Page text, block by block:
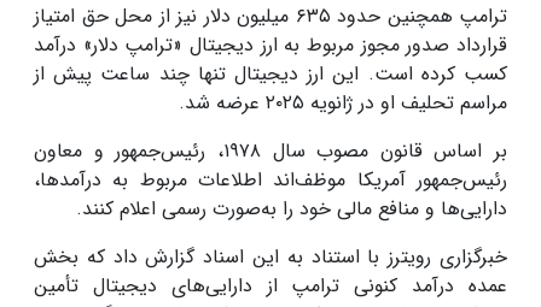
ترامپ همچنین حدود ۶۳۵ میلیون دلار نیز از محل حق امتیاز
قرارداد صدور مجوز مربوط به ارز دیجیتال «ترامپ دلار» درآمد
کسب کرده است. این ارز دیجیتال تنها چند ساعت پیش از
مراسم تحلیف او در ژانویه ۲۰۲۵ عرضه شد.
بر اساس قانون مصوب سال ۱۹۷۸، رئیس‌جمهور و معاون
رئیس‌جمهور آمریکا موظف‌اند اطلاعات مربوط به درآمدها،
دارایی‌ها و منافع مالی خود را به‌صورت رسمی اعلام کنند.
خبرگزاری رویترز با استناد به این اسناد گزارش داد که بخش
عمده درآمد کنونی ترامپ از دارایی‌های دیجیتال تأمین